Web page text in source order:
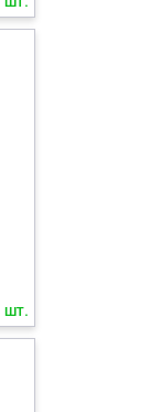
шт.